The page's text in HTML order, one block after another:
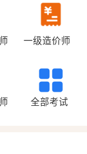
一级造价师
全部考试